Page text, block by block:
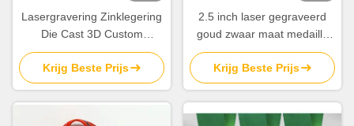
Lasergravering Zinklegering
Die Cast 3D Custom
medailles voor prijzen en
erkenning
Krijg Beste Prijs
2.5 inch laser gegraveerd
goud zwaar maat medaille
voor gewichtheffen sport
Award Championship
Krijg Beste Prijs